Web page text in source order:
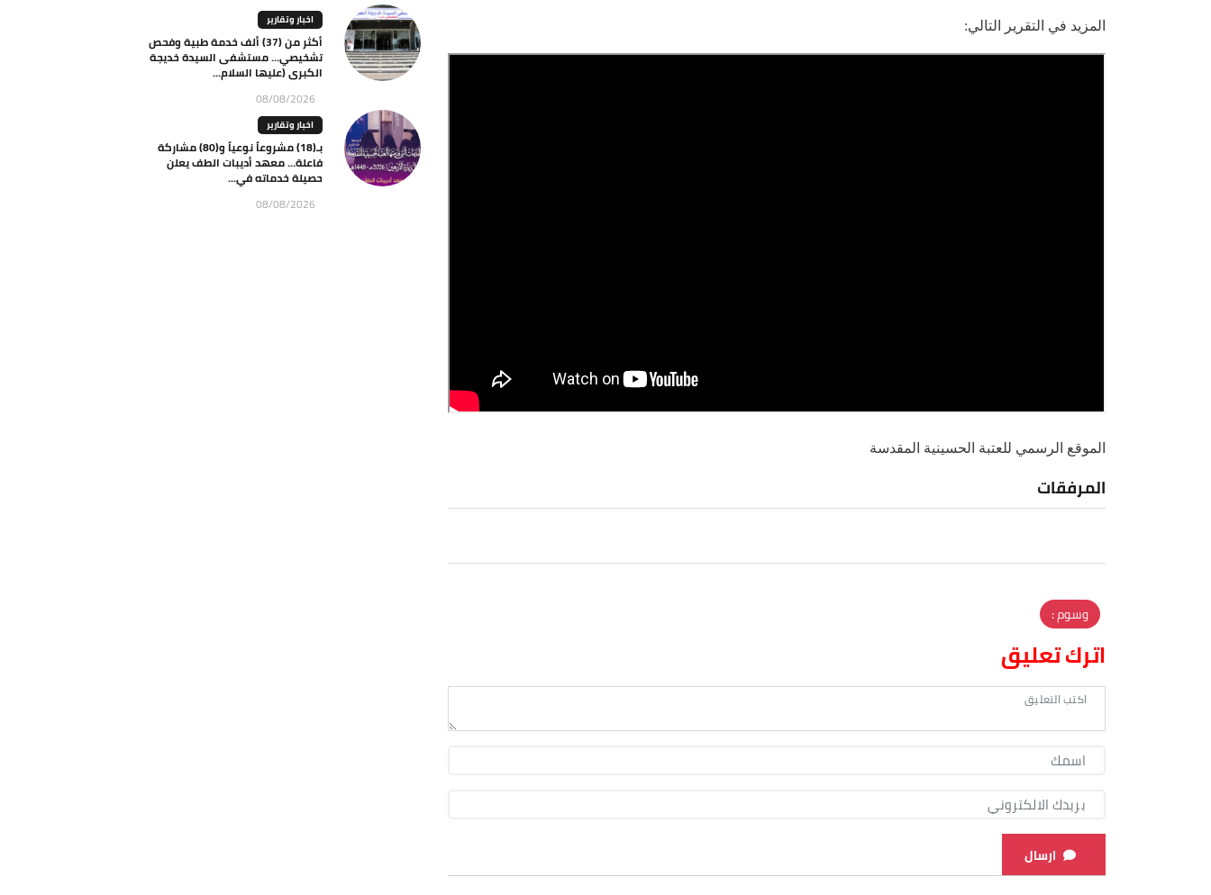
المزيد في التقرير التالي:
الموقع الرسمي للعتبة الحسينية المقدسة
المرفقات
وسوم :
اترك تعليق
ارسال
اخبار وتقارير
أكثر من (37) ألف خدمة طبية وفحص
تشخيصي… مستشفى السيدة خديجة
الكبرى (عليها السلام...
08/08/2026
اخبار وتقارير
بـ(18) مشروعاً نوعياً و(80) مشاركة
فاعلة… معهد أديبات الطف يعلن
حصيلة خدماته في...
08/08/2026